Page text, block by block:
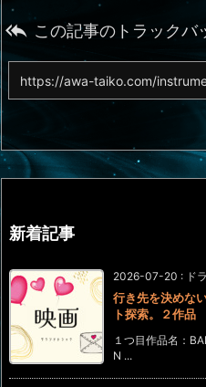
 この記事のトラックバ
新着記事
2026-07-20 : ド
行き先を決めな
ト探索。２作品
１つ目作品名：
N ...